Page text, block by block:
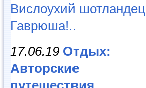
Вислоухий шотландец
Гаврюша!..
17.06.19 Отдых:
Авторские